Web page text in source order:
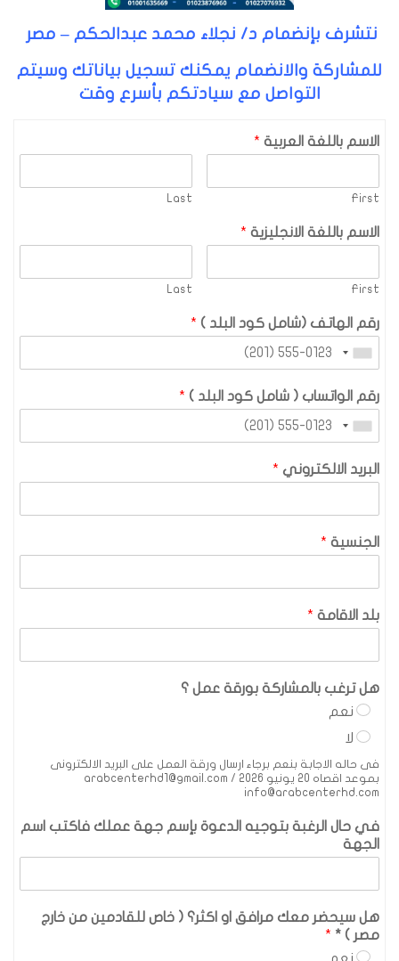
نتشرف بإنضمام د/ نجلاء محمد عبدالحكم – مصر
للمشاركة والانضمام يمكنك تسجيل بياناتك وسيتم
التواصل مع سيادتكم بأسرع وقت
الاسم باللغة العربية *
First
Last
الاسم باللغة الانجليزية *
First
Last
رقم الهاتف (شامل كود البلد ) *
رقم الواتساب ( شامل كود البلد ) *
البريد الالكتروني *
الجنسية *
بلد الاقامة *
هل ترغب بالمشاركة بورقة عمل ؟
نعم
لا
فى حاله الاجابة بنعم برجاء ارسال ورقة العمل على البريد الالكترونى
بموعد اقصاه 20 يونيو 2026 arabcenterhd1@gmail.com /
info@arabcenterhd.com
في حال الرغبة بتوجيه الدعوة بإسم جهة عملك فاكتب اسم
الجهة
هل سيحضر معك مرافق او اكثر؟ ( خاص للقادمين من خارج
مصر ) * *